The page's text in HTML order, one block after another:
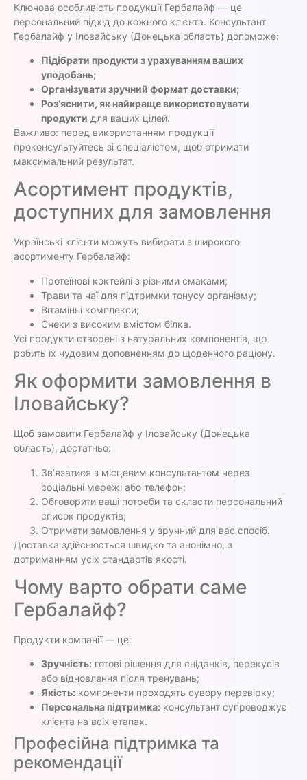
Ключова особливість продукції Гербалайф — це
персональний підхід до кожного клієнта. Консультант
Гербалайф у Іловайську (Донецька область) допоможе:
Підібрати продукти з урахуванням ваших
уподобань;
Організувати зручний формат доставки;
Роз’яснити, як найкраще використовувати
продукти для ваших цілей.
Важливо: перед використанням продукції
проконсультуйтесь зі спеціалістом, щоб отримати
максимальний результат.
Асортимент продуктів,
доступних для замовлення
Українські клієнти можуть вибирати з широкого
асортименту Гербалайф:
Протеїнові коктейлі з різними смаками;
Трави та чаї для підтримки тонусу організму;
Вітамінні комплекси;
Снеки з високим вмістом білка.
Усі продукти створені з натуральних компонентів, що
робить їх чудовим доповненням до щоденного раціону.
Як оформити замовлення в
Іловайську?
Щоб замовити Гербалайф у Іловайську (Донецька
область), достатньо:
Зв’язатися з місцевим консультантом через
соціальні мережі або телефон;
Обговорити ваші потреби та скласти персональний
список продуктів;
Отримати замовлення у зручний для вас спосіб.
Доставка здійснюється швидко та анонімно, з
дотриманням усіх стандартів якості.
Чому варто обрати саме
Гербалайф?
Продукти компанії — це:
Зручність: готові рішення для сніданків, перекусів
або відновлення після тренувань;
Якість: компоненти проходять сувору перевірку;
Персональна підтримка: консультант супроводжує
клієнта на всіх етапах.
Професійна підтримка та
рекомендації